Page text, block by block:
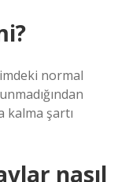
normal
kalma şartı
nasıl